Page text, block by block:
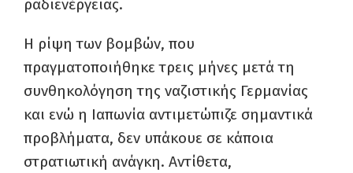
ραδιενέργειας.
Η ρίψη των βομβών, που
πραγματοποιήθηκε τρεις μήνες μετά τη
συνθηκολόγηση της ναζιστικής Γερμανίας
και ενώ η Ιαπωνία αντιμετώπιζε σημαντικά
προβλήματα, δεν υπάκουε σε κάποια
στρατιωτική ανάγκη. Αντίθετα,